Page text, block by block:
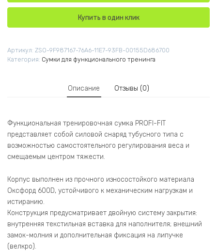
Купить в один клик
Артикул: ZSO-9F987167-76A6-11E7-93FB-00155D686700
Категория: Сумки для функционального тренинга
Описание Отзывы (0)
Функциональная тренировочная сумка PROFI-FIT
представляет собой силовой снаряд тубусного типа с
возможностью самостоятельного регулирования веса и
смещаемым центром тяжести.
Корпус выполнен из прочного износостойкого материала
Оксфорд 600D, устойчивого к механическим нагрузкам и
истиранию.
Конструкция предусматривает двойную систему закрытия:
внутренняя текстильная вставка для наполнителя; внешний
замок-молния и дополнительная фиксация на липучке
(велкро).